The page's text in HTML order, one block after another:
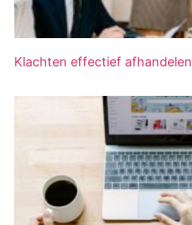
Klachten effectief afhandelen